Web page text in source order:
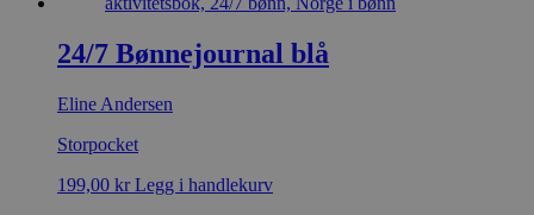
24/7 Bønnejournal blå
Eline Andersen
Storpocket
199,00 kr Legg i handlekurv